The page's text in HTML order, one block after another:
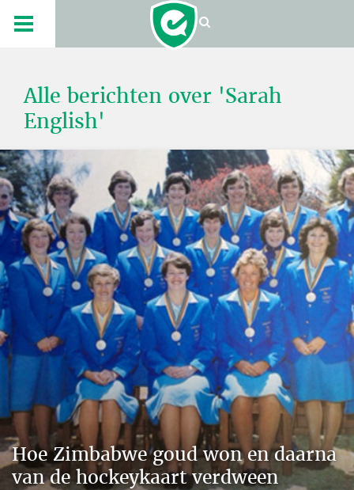
Alle berichten over 'Sarah
English'
Hoe Zimbabwe goud won en daarna
van de hockeykaart verdween